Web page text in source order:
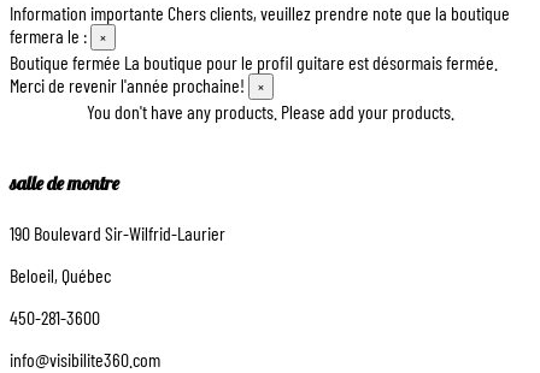
Information importante Chers clients, veuillez prendre note que la boutique
fermera le :
×
Boutique fermée La boutique pour le profil guitare est désormais fermée.
Merci de revenir l'année prochaine!
×
You don't have any products. Please add your products.
salle de montre
190 Boulevard Sir-Wilfrid-Laurier
Beloeil, Québec
450-281-3600
info@visibilite360.com